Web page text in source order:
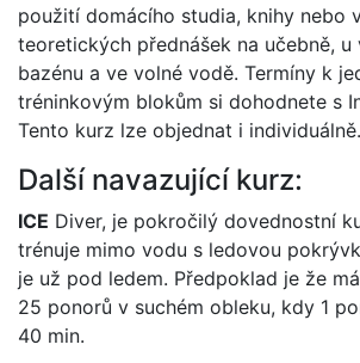
použití domácího studia, knihy nebo
teoretických přednášek na učebně,
bazénu a ve volné vodě. Termíny k
tréninkovým blokům si dohodnete s
Tento kurz lze objednat i individuálně.
Další navazující kurz:
ICE Diver, je pokročilý dovednostní
trénuje mimo vodu s ledovou
je už pod ledem. Předpoklad je že
25 ponorů v suchém obleku, kdy 1
40 min.